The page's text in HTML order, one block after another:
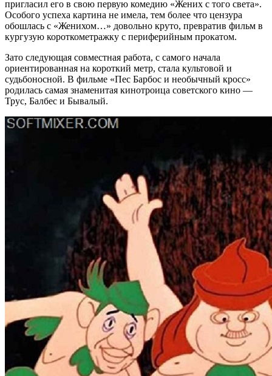
пригласил его в свою первую комедию «Жених с того света».
Особого успеха картина не имела, тем более что цензура
обошлась с «Женихом…» довольно круто, превратив фильм в
кургузую короткометражку с периферийным прокатом.
Зато следующая совместная работа, с самого начала
ориентированная на короткий метр, стала культовой и
судьбоносной. В фильме «Пес Барбос и необычный кросс»
родилась самая знаменитая кинотроица советского кино —
Трус, Балбес и Бывалый.